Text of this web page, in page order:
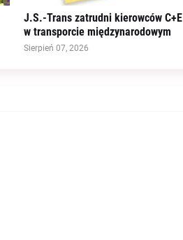
J.S.-Trans zatrudni kierowców C+E
w transporcie międzynarodowym
Sierpień 07, 2026